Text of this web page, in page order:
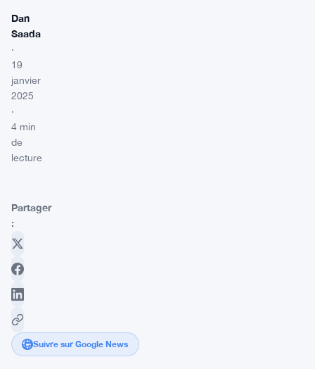
Dan
Saada
·
19
janvier
2025
·
4 min
de
lecture
Partager
:
Suivre sur Google News